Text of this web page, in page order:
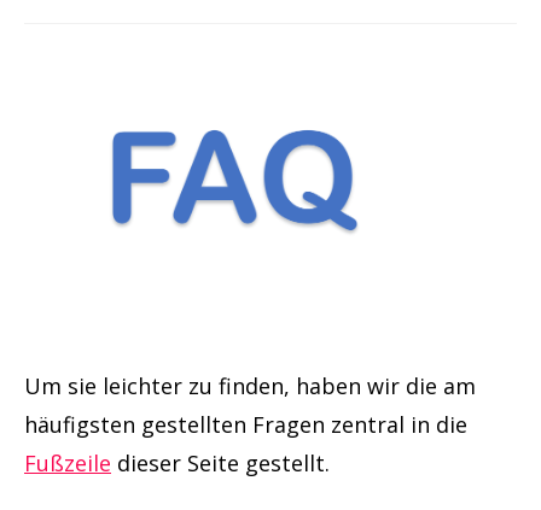
Um sie leichter zu finden, haben wir die am
häufigsten gestellten Fragen zentral in die
Fußzeile dieser Seite gestellt.